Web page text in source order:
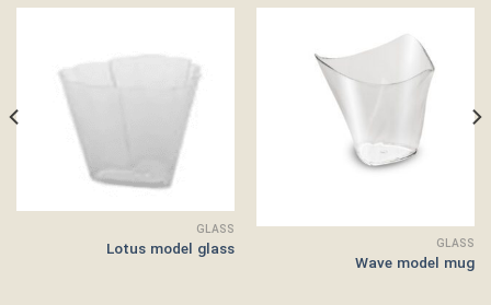
GLASS
Wave model mug
GLASS
Lotus model glass